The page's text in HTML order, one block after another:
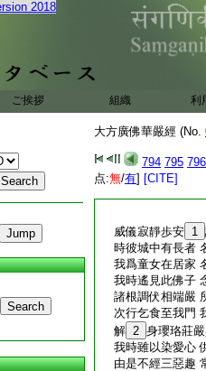
2018
ご挨拶 組織 利
Search
大方廣佛華嚴經 (No.
794 795 796
点:無/有] [CITE]
威儀寂靜歩安 1
時彼城中有長者
我爲童女在居家
我時遙見此佛子
諸根調伏相端嚴
次行乞食至我門
解 2 身瓔珞莊
我時雖以染愛心
由是不經三惡趣